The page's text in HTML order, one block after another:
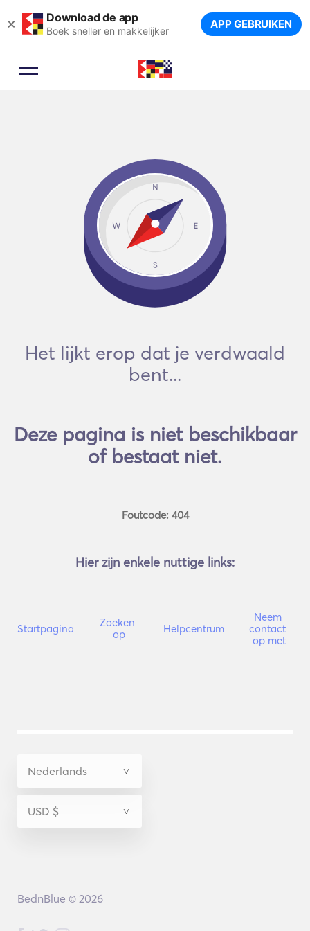
× Download de app
Boek sneller en makkelijker APP GEBRUIKEN
Het lijkt erop dat je verdwaald
bent...
Deze pagina is niet beschikbaar
of bestaat niet.
Foutcode: 404
Hier zijn enkele nuttige links:
Startpagina
Zoeken
op
Helpcentrum
Neem
contact
op met
BednBlue © 2026